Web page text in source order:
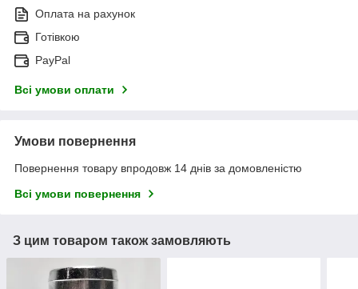
Оплата на рахунок
Готівкою
PayPal
Всі умови оплати
Умови повернення
Повернення товару впродовж 14 днів за домовленістю
Всі умови повернення
З цим товаром також замовляють